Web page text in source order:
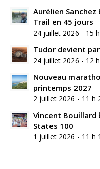
Aurélien
Trail en 45 jours
24 juillet 2026 - 15
Tudor devient
24 juillet 2026 - 12
Nouveau
printemps 2027
2 juillet 2026 - 11 h
Vincent Bouillard
States 100
1 juillet 2026 - 11 h